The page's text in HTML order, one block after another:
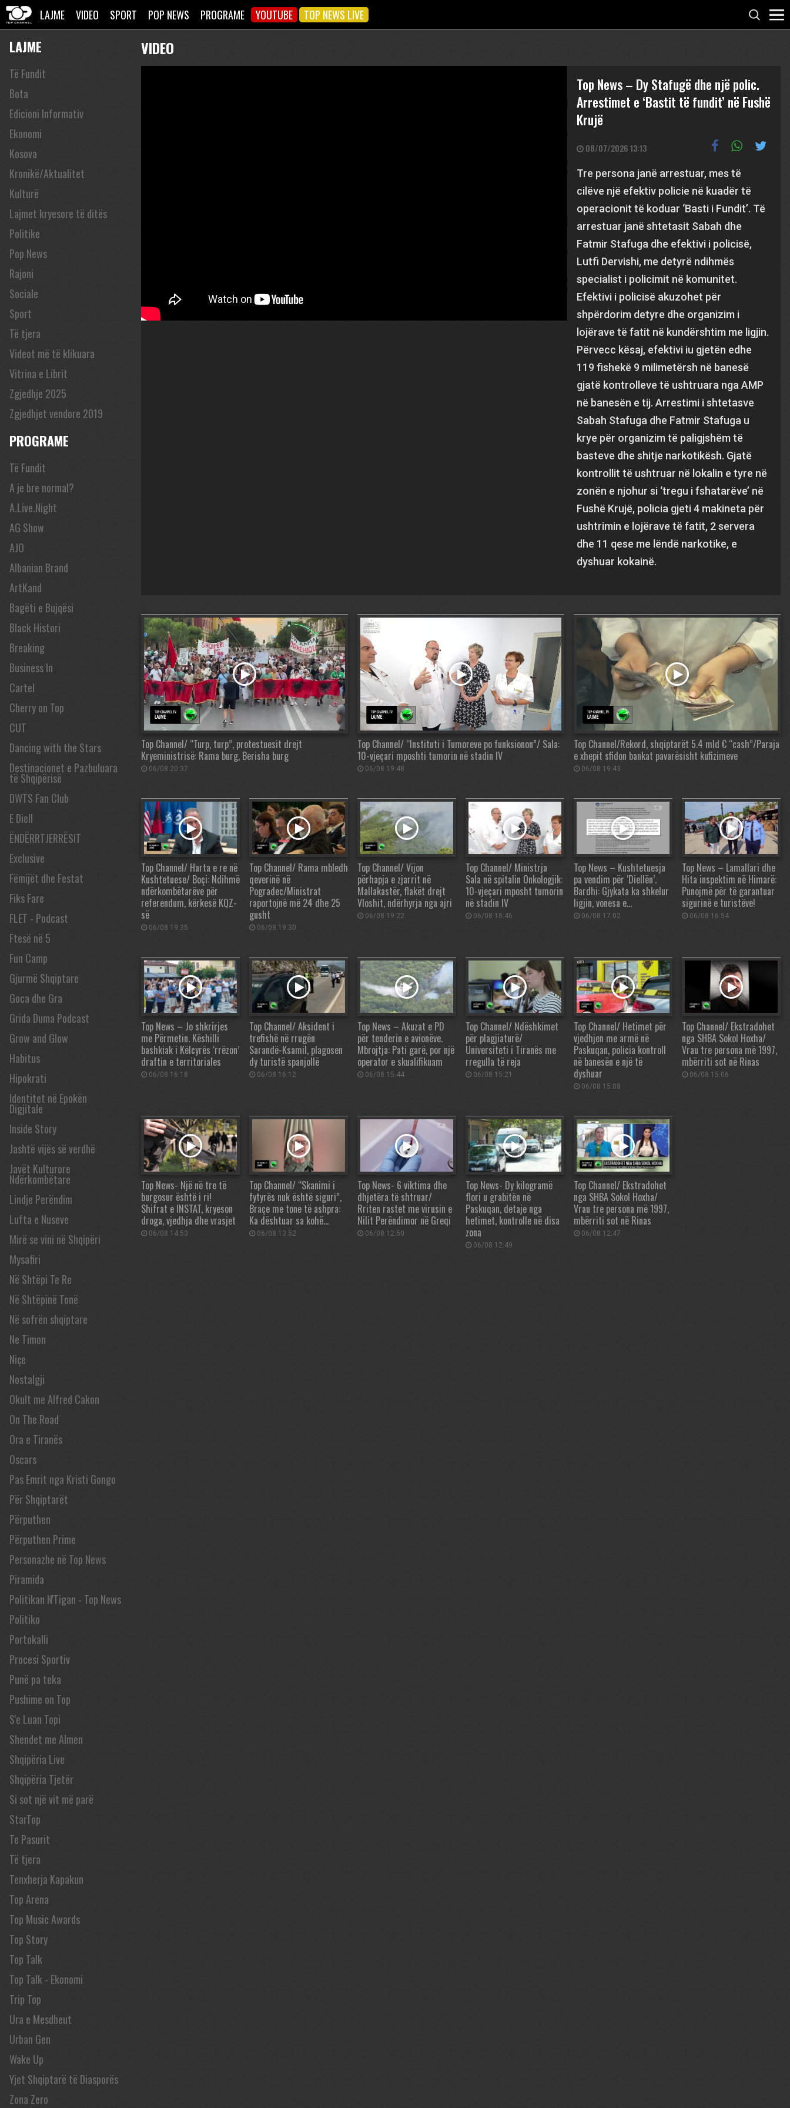
LAJME VIDEO SPORT POP NEWS PROGRAME YOUTUBE TOP NEWS LIVE
LAJME
Të Fundit
Bota
Edicioni Informativ
Ekonomi
Kosova
Kronikë/Aktualitet
Kulturë
Lajmet kryesore të ditës
Politike
Pop News
Rajoni
Sociale
Sport
Të tjera
Videot më të klikuara
Vitrina e Librit
Zgjedhje 2025
Zgjedhjet vendore 2019
PROGRAME
Të Fundit
A je bre normal?
A.Live.Night
AG Show
AJO
Albanian Brand
ArtKand
Bagëti e Bujqësi
Black Histori
Breaking
Business In
Cartel
Cherry on Top
CUT
Dancing with the Stars
Destinacionet e Pazbuluara
të Shqipërisë
DWTS Fan Club
E Diell
ËNDËRRTJERRËSIT
Exclusive
Fëmijët dhe Festat
Fiks Fare
FLET - Podcast
Ftesë në 5
Fun Camp
Gjurmë Shqiptare
Goca dhe Gra
Grida Duma Podcast
Grow and Glow
Habitus
Hipokrati
Identitet në Epokën
Digjitale
Inside Story
Jashtë vijës së verdhë
Javët Kulturore
Ndërkombëtare
Lindje Perëndim
Lufta e Nuseve
Mirë se vini në Shqipëri
Mysafiri
Në Shtëpi Te Re
Në Shtëpinë Tonë
Në sofrën shqiptare
Ne Timon
Niçe
Nostalgji
Okult me Alfred Cakon
On The Road
Ora e Tiranës
Oscars
Pas Emrit nga Kristi Gongo
Për Shqiptarët
Përputhen
Përputhen Prime
Personazhe në Top News
Piramida
Politikan N'Tigan - Top News
Politiko
Portokalli
Procesi Sportiv
Punë pa teka
Pushime on Top
S'e Luan Topi
Shendet me Almen
Shqipëria Live
Shqipëria Tjetër
Si sot një vit më parë
StarTop
Te Pasurit
Të tjera
Tenxherja Kapakun
Top Arena
Top Music Awards
Top Story
Top Talk
Top Talk - Ekonomi
Trip Top
Ura e Mesdheut
Urban Gen
Wake Up
Yjet Shqiptarë të Diasporës
Zona Zero
VIDEO
Top News – Dy Stafugë dhe një polic.
Arrestimet e ‘Bastit të fundit’ në Fushë
Krujë
08/07/2026 13:13
Tre persona janë arrestuar, mes të
cilëve një efektiv policie në kuadër të
operacionit të koduar ‘Basti i Fundit’. Të
arrestuar janë shtetasit Sabah dhe
Fatmir Stafuga dhe efektivi i policisë,
Lutfi Dervishi, me detyrë ndihmës
specialist i policimit në komunitet.
Efektivi i policisë akuzohet për
shpërdorim detyre dhe organizim i
lojërave të fatit në kundërshtim me ligjin.
Përvecc kësaj, efektivi iu gjetën edhe
119 fishekë 9 milimetërsh në banesë
gjatë kontrolleve të ushtruara nga AMP
në banesën e tij. Arrestimi i shtetasve
Sabah Stafuga dhe Fatmir Stafuga u
krye për organizim të paligjshëm të
basteve dhe shitje narkotikësh. Gjatë
kontrollit të ushtruar në lokalin e tyre në
zonën e njohur si ‘tregu i fshatarëve’ në
Fushë Krujë, policia gjeti 4 makineta për
ushtrimin e lojërave të fatit, 2 servera
dhe 11 qese me lëndë narkotike, e
dyshuar kokainë.
Top Channel/ “Turp, turp”, protestuesit drejt
Kryeministrisë: Rama burg, Berisha burg
06/08 20:37
Top Channel/ “Instituti i Tumoreve po funksionon”/ Sala:
10-vjeçari mposhti tumorin në stadin IV
06/08 19:48
Top Channel/Rekord, shqiptarët 5.4 mld € “cash”/Paraja
e xhepit sfidon bankat pavarësisht kufizimeve
06/08 19:43
Top Channel/ Harta e re në
Kushtetuese/ Boçi: Ndihmë
ndërkombëtarëve për
referendum, kërkesë KQZ-
së
06/08 19:35
Top Channel/ Rama mbledh
qeverinë në
Pogradec/Ministrat
raportojnë më 24 dhe 25
gusht
06/08 19:30
Top Channel/ Vijon
përhapja e zjarrit në
Mallakastër, flakët drejt
Vloshit, ndërhyrja nga ajri
06/08 19:22
Top Channel/ Ministrja
Sala në spitalin Onkologjik:
10-vjeçari mposht tumorin
në stadin IV
06/08 18:46
Top News – Kushtetuesja
pa vendim për ‘Diellën’.
Bardhi: Gjykata ka shkelur
ligjin, vonesa e…
06/08 17:02
Top News – Lamallari dhe
Hita inspektim në Himarë:
Punojmë për të garantuar
sigurinë e turistëve!
06/08 16:54
Top News – Jo shkrirjes
me Përmetin. Këshilli
bashkiak i Këlcyrës ‘rrëzon’
draftin e territoriales
06/08 16:18
Top Channel/ Aksident i
trefishë në rrugën
Sarandë-Ksamil, plagosen
dy turistë spanjollë
06/08 16:12
Top News – Akuzat e PD
për tenderin e avionëve.
Mbrojtja: Pati garë, por një
operator e skualifikuam
06/08 15:44
Top Channel/ Ndëshkimet
për plagjiaturë/
Universiteti i Tiranës me
rregulla të reja
06/08 15:21
Top Channel/ Hetimet për
vjedhjen me armë në
Paskuqan, policia kontroll
në banesën e një të
dyshuar
06/08 15:08
Top Channel/ Ekstradohet
nga SHBA Sokol Hoxha/
Vrau tre persona më 1997,
mbërriti sot në Rinas
06/08 15:06
Top News- Një në tre të
burgosur është i ri!
Shifrat e INSTAT, kryeson
droga, vjedhja dhe vrasjet
06/08 14:53
Top Channel/ “Skanimi i
fytyrës nuk është siguri”,
Braçe me tone të ashpra:
Ka dështuar sa kohë…
06/08 13:52
Top News- 6 viktima dhe
dhjetëra të shtruar/
Rriten rastet me virusin e
Nilit Perëndimor në Greqi
06/08 12:50
Top News- Dy kilogramë
flori u grabitën në
Paskuqan, detaje nga
hetimet, kontrolle në disa
zona
06/08 12:49
Top Channel/ Ekstradohet
nga SHBA Sokol Hoxha/
Vrau tre persona më 1997,
mbërriti sot në Rinas
06/08 12:47